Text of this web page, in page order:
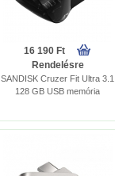
16 190 Ft
Rendelésre
SANDISK Cruzer Fit Ultra 3.1
128 GB USB memória